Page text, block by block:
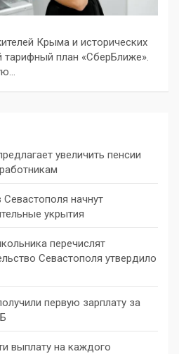
Крыма и исторических
тарифный план «СберБлиже».
увеличить пенсии
начнут
укрытия
перечислят
Севастополя утвердило
первую зарплату за
выплату на каждого